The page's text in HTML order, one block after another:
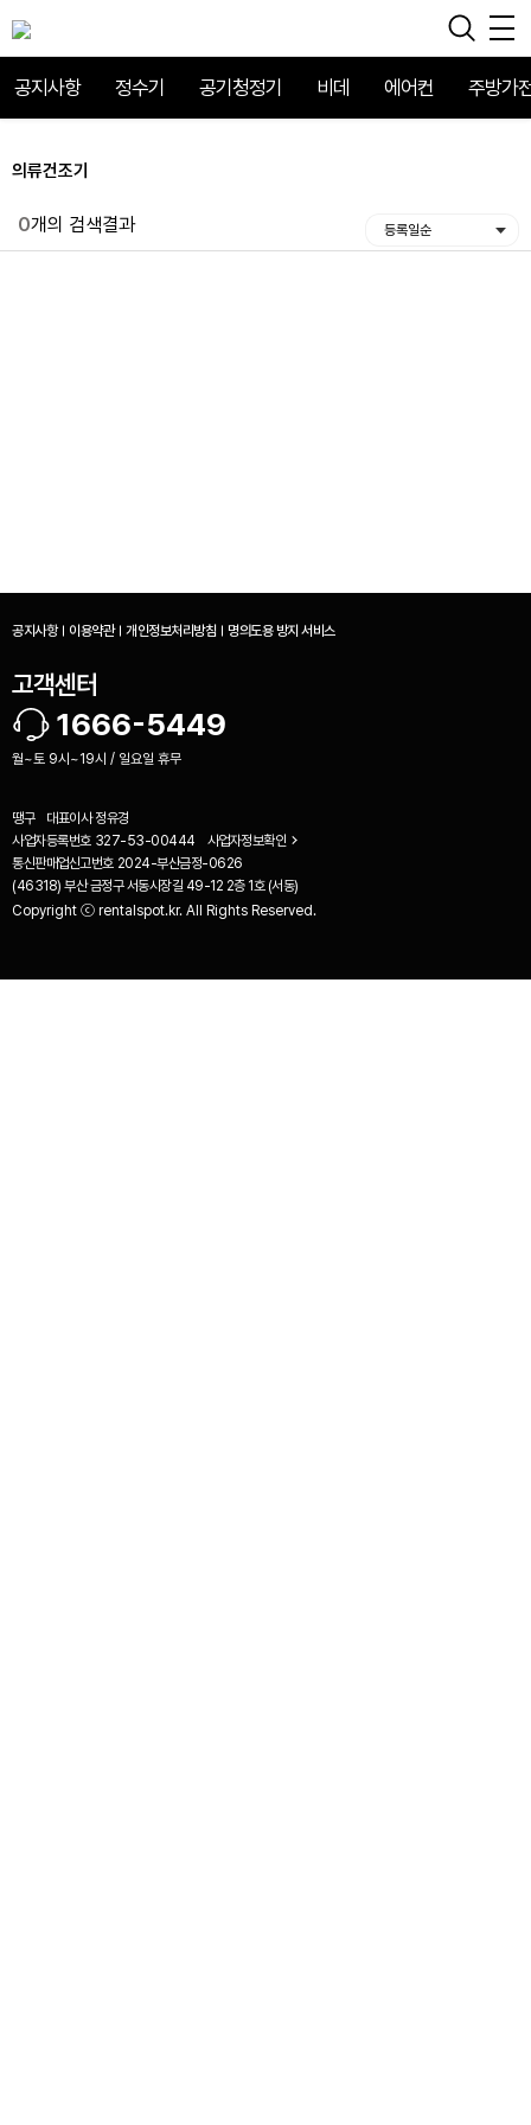
공지사항 정수기 공기청정기 비데 에어컨 주방가
의류건조기
0개의 검색결과 등록일순
공지사항 이용약관 개인정보처리방침 명의도용 방지 서비스
고객센터
1666-5449
월~토 9시~19시 / 일요일 휴무
땡구 대표이사 정유경
사업자등록번호 327-53-00444
사업자정보확인
통신판매업신고번호 2024-부산금정-0626
(46318) 부산 금정구 서동시장길 49-12 2층 1호 (서동)
Copyright ⓒ rentalspot.kr. All Rights Reserved.